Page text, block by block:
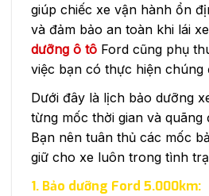
giúp chiếc xe vận hành ổn
và đảm bảo an toàn khi lái
dưỡng ô tô Ford cũng phụ
việc bạn có thực hiện chúng
Dưới đây là lịch bảo dưỡng
từng mốc thời gian và quãng
Bạn nên tuân thủ các mốc
giữ cho xe luôn trong tình
1. Bảo dưỡng Ford 5.000km: